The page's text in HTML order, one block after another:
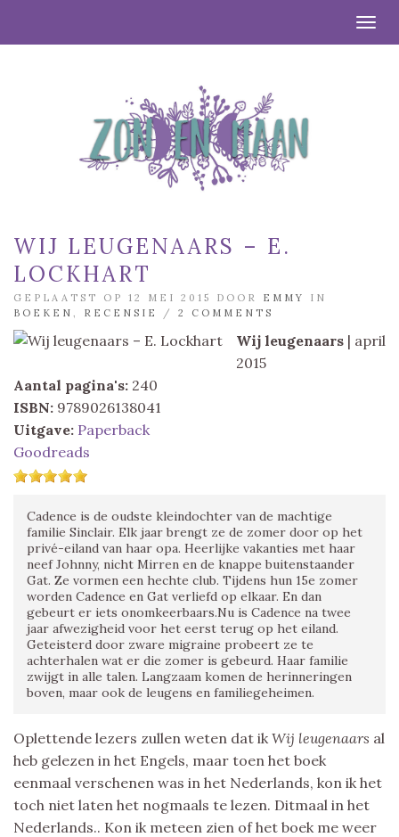
WIJ LEUGENAARS – E.
LOCKHART
GEPLAATST OP 12 MEI 2015 DOOR EMMY
IN
BOEKEN
RECENSIE / 2 COMMENTS
Wij leugenaars | april
2015
Aantal pagina's: 240
ISBN: 9789026138041
Uitgave: Paperback
Goodreads
Cadence is de oudste kleindochter van de machtige
familie Sinclair. Elk jaar brengt ze de zomer door op het
privé-eiland van haar opa. Heerlijke vakanties met haar
neef Johnny, nicht Mirren en de knappe buitenstaander
Gat. Ze vormen een hechte club. Tijdens hun 15e zomer
worden Cadence en Gat verliefd op elkaar. En dan
gebeurt er iets onomkeerbaars.Nu is Cadence na twee
jaar afwezigheid voor het eerst terug op het eiland.
Geteisterd door zware migraine probeert ze te
achterhalen wat er die zomer is gebeurd. Haar familie
zwijgt in alle talen. Langzaam komen de herinneringen
boven, maar ook de leugens en familiegeheimen.
Oplettende lezers zullen weten dat ik Wij leugenaars al
heb gelezen in het Engels, maar toen het boek
eenmaal verschenen was in het Nederlands, kon ik het
toch niet laten het nogmaals te lezen. Ditmaal in het
Nederlands.. Kon ik meteen zien of het boek me weer